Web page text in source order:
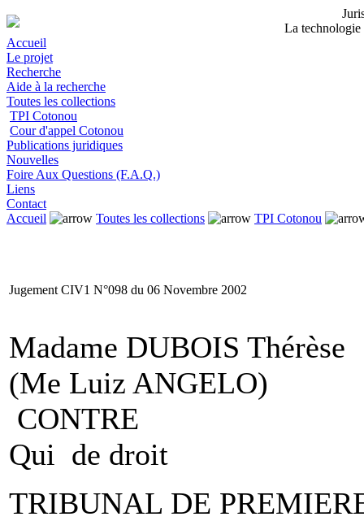
La technologie
Accueil
Le projet
Recherche
Aide à la recherche
Toutes les collections
TPI Cotonou
Cour d'appel Cotonou
Publications juridiques
Nouvelles
Foire Aux Questions (F.A.Q.)
Liens
Contact
Accueil
Toutes les collections TPI Cotonou
Jugement CIV1 N°098 du 06 Novembre 2002
Madame DUBOIS Thérèse
(Me Luiz ANGELO)
CONTRE
Qui de droit
TRIBUNAL DE